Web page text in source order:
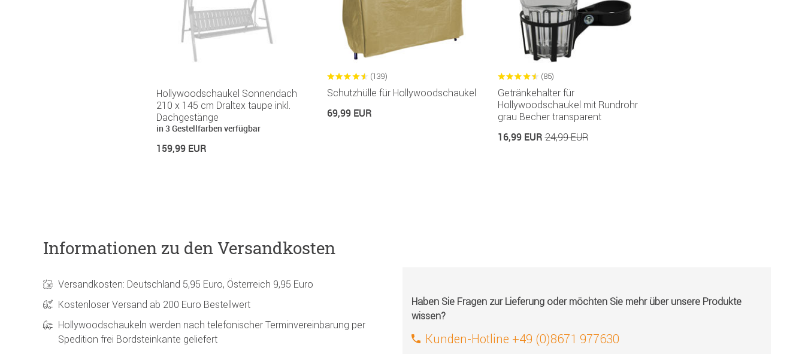
Hollywoodschaukel Sonnendach
210 x 145 cm Draltex taupe inkl.
Dachgestänge
in 3 Gestellfarben verfügbar
159,99 EUR
(139)
Schutzhülle für Hollywoodschaukel
69,99 EUR
(85)
Getränkehalter für
Hollywoodschaukel mit Rundrohr
grau Becher transparent
16,99 EUR24,99 EUR
Informationen zu den Versandkosten
Versandkosten: Deutschland 5,95 Euro, Österreich 9,95 Euro
Kostenloser Versand ab 200 Euro Bestellwert
Hollywoodschaukeln werden nach telefonischer Terminvereinbarung per
Spedition frei Bordsteinkante geliefert
Haben Sie Fragen zur Lieferung oder möchten Sie mehr über unsere Produkte
wissen?
Kunden-Hotline +49 (0)8671 977630